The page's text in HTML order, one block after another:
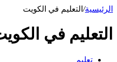
الرئيسية/ التعليم في الكويت
التعليم في
تعليم